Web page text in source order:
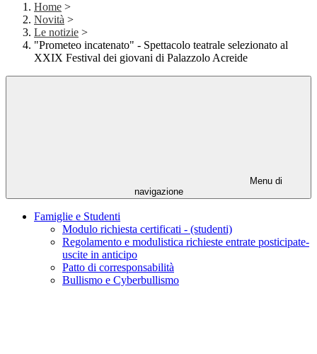
Home >
Novità >
Le notizie >
"Prometeo incatenato" - Spettacolo teatrale selezionato al
XXIX Festival dei giovani di Palazzolo Acreide
Menu di
navigazione
Famiglie e Studenti
Modulo richiesta certificati - (studenti)
Regolamento e modulistica richieste entrate posticipate-
uscite in anticipo
Patto di corresponsabilità
Bullismo e Cyberbullismo